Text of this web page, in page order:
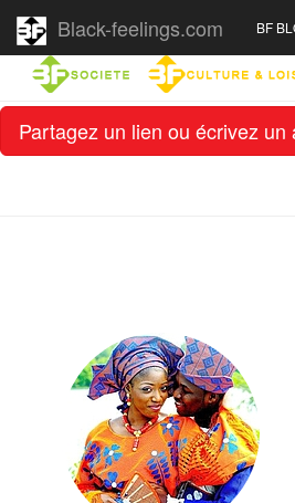
Partagez un lien ou écrivez un
Black-feelings.com BF